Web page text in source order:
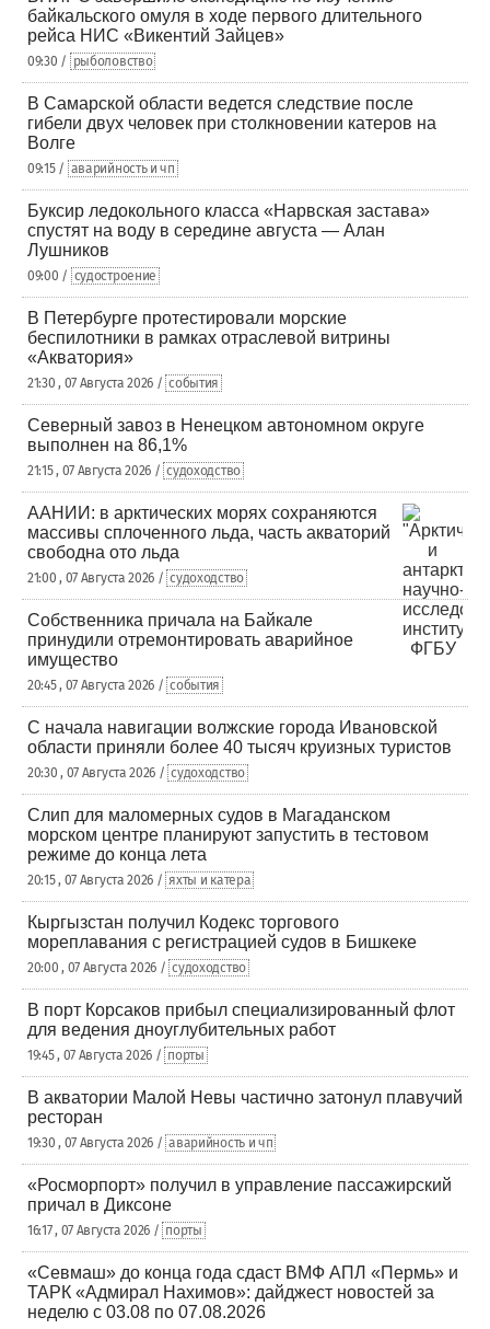
байкальского омуля в ходе первого длительного
рейса НИС «Викентий Зайцев»
09:30 / рыболовство
В Самарской области ведется следствие после
гибели двух человек при столкновении катеров на
Волге
09:15 / аварийность и чп
Буксир ледокольного класса «Нарвская застава»
спустят на воду в середине августа — Алан
Лушников
09:00 / судостроение
В Петербурге протестировали морские
беспилотники в рамках отраслевой витрины
«Акватория»
21:30 , 07 Августа 2026 / события
Северный завоз в Ненецком автономном округе
выполнен на 86,1%
21:15 , 07 Августа 2026 / судоходство
ААНИИ: в арктических морях сохраняются
массивы сплоченного льда, часть акваторий
свободна ото льда
21:00 , 07 Августа 2026 / судоходство
Собственника причала на Байкале
принудили отремонтировать аварийное
имущество
20:45 , 07 Августа 2026 / события
С начала навигации волжские города Ивановской
области приняли более 40 тысяч круизных туристов
20:30 , 07 Августа 2026 / судоходство
Слип для маломерных судов в Магаданском
морском центре планируют запустить в тестовом
режиме до конца лета
20:15 , 07 Августа 2026 / яхты и катера
Кыргызстан получил Кодекс торгового
мореплавания с регистрацией судов в Бишкеке
20:00 , 07 Августа 2026 / судоходство
В порт Корсаков прибыл специализированный флот
для ведения дноуглубительных работ
19:45 , 07 Августа 2026 / порты
В акватории Малой Невы частично затонул плавучий
ресторан
19:30 , 07 Августа 2026 / аварийность и чп
«Росморпорт» получил в управление пассажирский
причал в Диксоне
16:17 , 07 Августа 2026 / порты
«Севмаш» до конца года сдаст ВМФ АПЛ «Пермь» и
ТАРК «Адмирал Нахимов»: дайджест новостей за
неделю с 03.08 по 07.08.2026